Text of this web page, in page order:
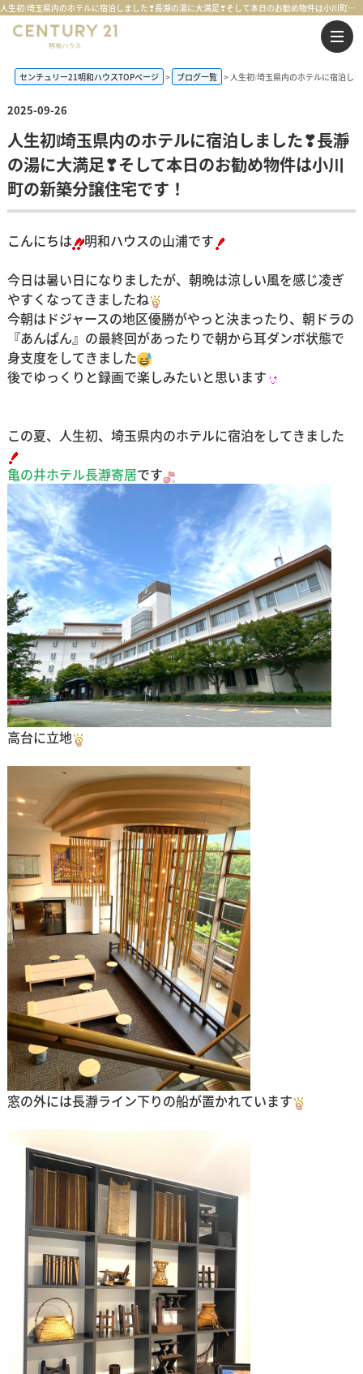
人生初❕埼玉県内のホテルに宿泊しました❣長瀞の湯に大満足❣そして本日のお勧め物件は小川町の新築分譲住宅です！ | 鶴ヶ島市・坂戸市・東松山市・川越市の不動産購入・不動産売却のことならセンチュリー21明和ハウス
センチュリー21明和ハウスTOPページ ブログ一覧 人生初❕埼玉県内のホテルに宿泊
2025-09-26
人生初❕埼玉県内のホテルに宿泊しました❣長瀞
の湯に大満足❣そして本日のお勧め物件は小川
町の新築分譲住宅です！
こんにちは
明和ハウスの山浦です
今日は暑い日になりましたが、朝晩は涼しい風を感じ凌ぎ
やすくなってきましたね
今朝はドジャースの地区優勝がやっと決まったり、朝ドラの
『あんぱん』の最終回があったりで朝から耳ダンボ状態で
身支度をしてきました
後でゆっくりと録画で楽しみたいと思います
この夏、人生初、埼玉県内のホテルに宿泊をしてきました
亀の井ホテル長瀞寄居です
高台に立地
窓の外には長瀞ライン下りの船が置かれています